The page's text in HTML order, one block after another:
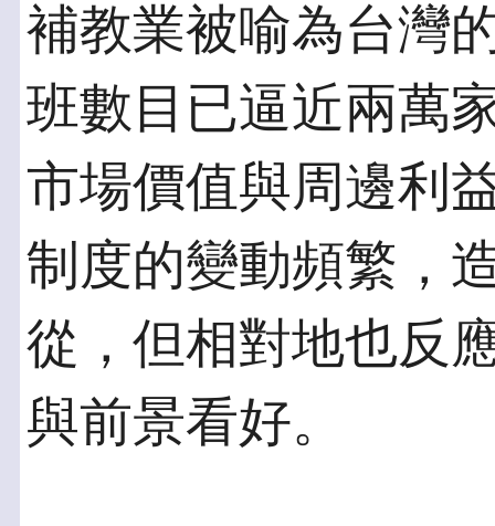
補教業被喻為台灣
班數目已逼近兩萬
市場價值與周邊利
制度的變動頻繁，
從，但相對地也反
與前景看好。